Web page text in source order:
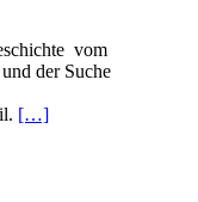
vom
der Suche
[…]